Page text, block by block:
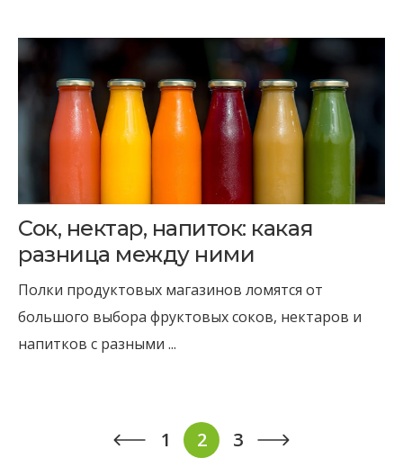
Сок, нектар, напиток: какая
разница между ними
Полки продуктовых магазинов ломятся от
большого выбора фруктовых соков, нектаров и
напитков с разными ...
Навигация
1 2 3